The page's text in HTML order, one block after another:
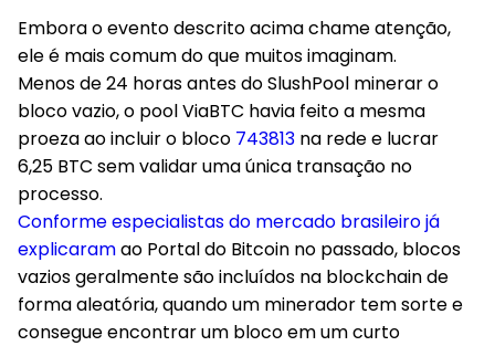
Embora o evento descrito acima chame atenção,
ele é mais comum do que muitos imaginam.
Menos de 24 horas antes do SlushPool minerar o
bloco vazio, o pool ViaBTC havia feito a mesma
proeza ao incluir o bloco 743813 na rede e lucrar
6,25 BTC sem validar uma única transação no
processo.
Conforme especialistas do mercado brasileiro já
explicaramao Portal do Bitcoin no passado, blocos
vazios geralmente são incluídos na blockchain de
forma aleatória, quando um minerador tem sorte e
consegue encontrar um bloco em um curto